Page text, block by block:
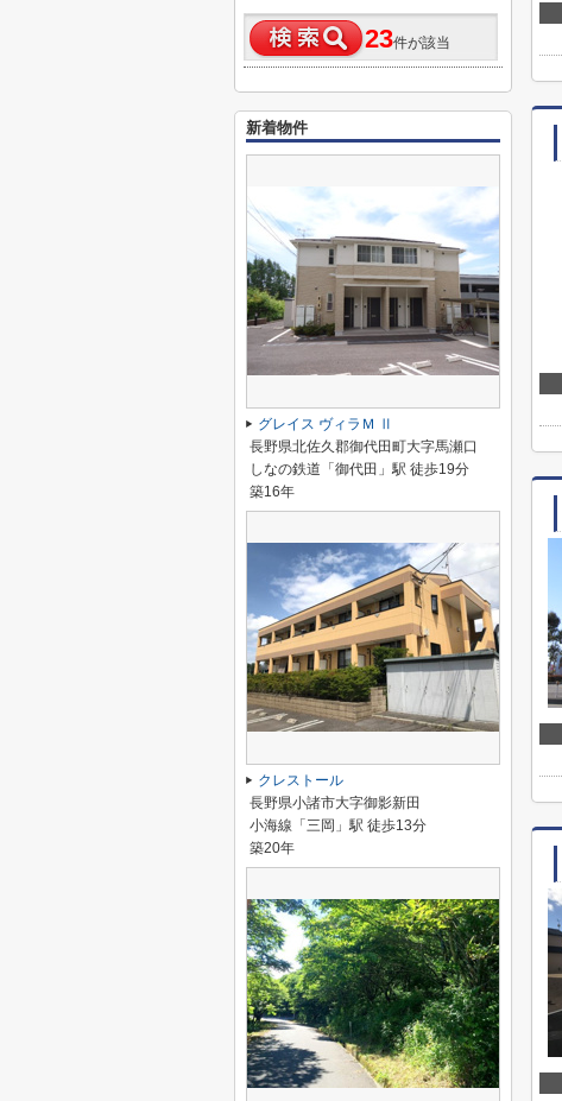
23件が該当
新着物件
グレイス ヴィラＭ Ⅱ
長野県北佐久郡御代田町大字馬瀬口
しなの鉄道「御代田」駅 徒歩19分
築16年
クレストール
長野県小諸市大字御影新田
小海線「三岡」駅 徒歩13分
築20年